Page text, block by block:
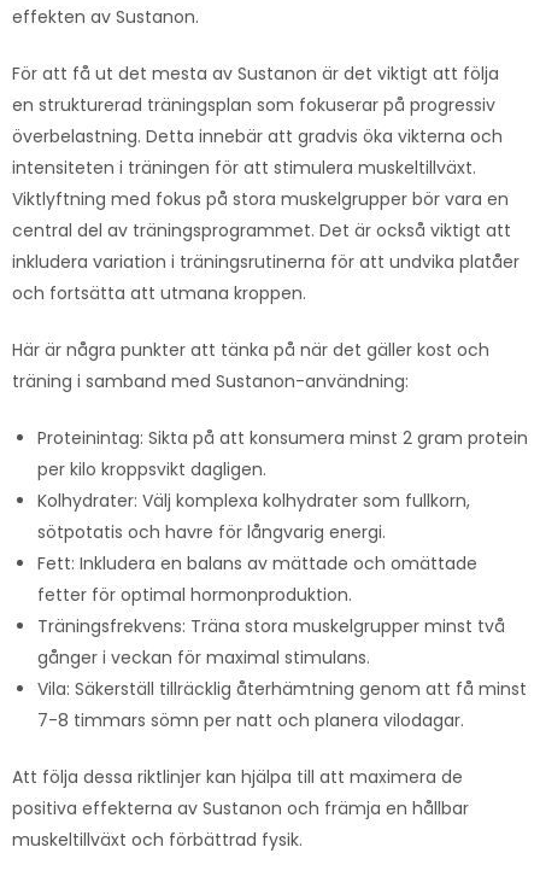
effekten av Sustanon.
För att få ut det mesta av Sustanon är det viktigt att följa
en strukturerad träningsplan som fokuserar på progressiv
överbelastning. Detta innebär att gradvis öka vikterna och
intensiteten i träningen för att stimulera muskeltillväxt.
Viktlyftning med fokus på stora muskelgrupper bör vara en
central del av träningsprogrammet. Det är också viktigt att
inkludera variation i träningsrutinerna för att undvika platåer
och fortsätta att utmana kroppen.
Här är några punkter att tänka på när det gäller kost och
träning i samband med Sustanon-användning:
Proteinintag: Sikta på att konsumera minst 2 gram protein
per kilo kroppsvikt dagligen.
Kolhydrater: Välj komplexa kolhydrater som fullkorn,
sötpotatis och havre för långvarig energi.
Fett: Inkludera en balans av mättade och omättade
fetter för optimal hormonproduktion.
Träningsfrekvens: Träna stora muskelgrupper minst två
gånger i veckan för maximal stimulans.
Vila: Säkerställ tillräcklig återhämtning genom att få minst
7-8 timmars sömn per natt och planera vilodagar.
Att följa dessa riktlinjer kan hjälpa till att maximera de
positiva effekterna av Sustanon och främja en hållbar
muskeltillväxt och förbättrad fysik.